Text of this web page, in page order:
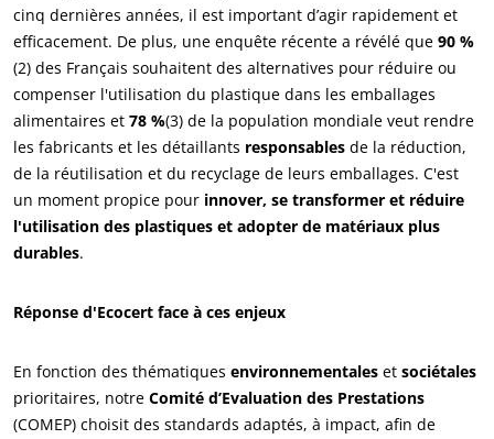
ECOCERT
Qui sommes nous ?
Actualités
cinq dernières années, il est important d’agir rapidement et
efficacement. De plus, une enquête récente a révélé que 90 %
(2) des Français souhaitent des alternatives pour réduire ou
compenser l'utilisation du plastique dans les emballages
alimentaires et 78 %(3) de la population mondiale veut rendre
les fabricants et les détaillants responsables de la réduction,
de la réutilisation et du recyclage de leurs emballages. C'est
un moment propice pour innover, se transformer et réduire
l'utilisation des plastiques et adopter de matériaux plus
durables.
Réponse d'Ecocert face à ces enjeux
En fonction des thématiques environnementales et sociétales
prioritaires, notre Comité d’Evaluation des Prestations
(COMEP) choisit des standards adaptés, à impact, afin de